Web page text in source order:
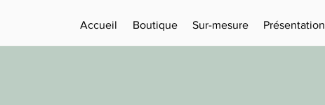
Accueil Boutique Sur-mesure Présentation